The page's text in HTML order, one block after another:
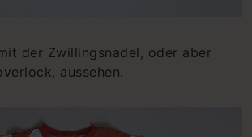
der Zwillingsnadel, oder aber
aussehen.